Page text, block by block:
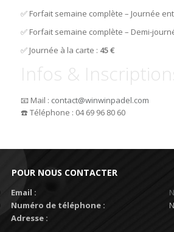
✅ Forfait semaine complète – Journée
✅ Forfait semaine complète – Demi-
✅ Journée à la carte : 45 €
Infos &
📧 Mail : contact@winwinpadel.com
☎️ Téléphone : 04 69 96 80 60
POUR NOUS CONTACTER
Email :
Numéro de téléphone :
Adresse :